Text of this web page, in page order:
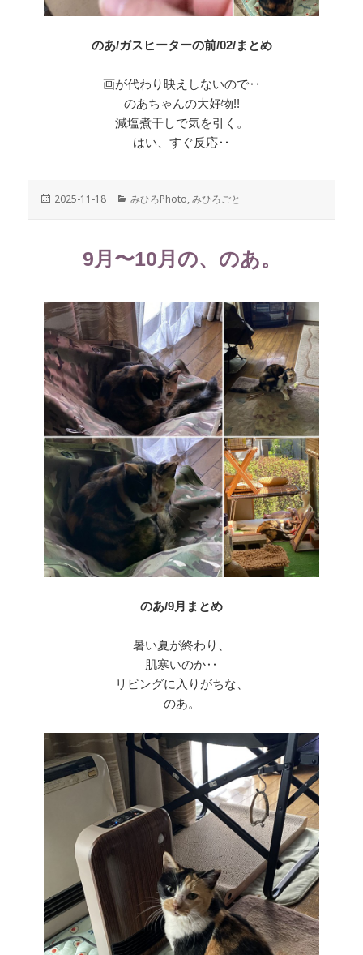
のあ/ガスヒーターの前/02/まとめ
画が代わり映えしないので‥
のあちゃんの大好物!!
減塩煮干しで気を引く。
はい、すぐ反応‥
投
2025-11-18
カ
ー
みひろPhoto,みひろごと
9月〜10月の、のあ。
のあ/9月まとめ
暑い夏が終わり、
肌寒いのか‥
リビングに入りがちな、
のあ。